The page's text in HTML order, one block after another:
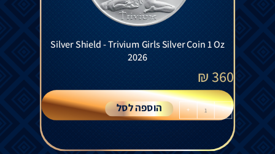
Silver Shield - Trivium Girls Silver Coin 1 Oz
2026
360
₪
-
+ הוספה לסל